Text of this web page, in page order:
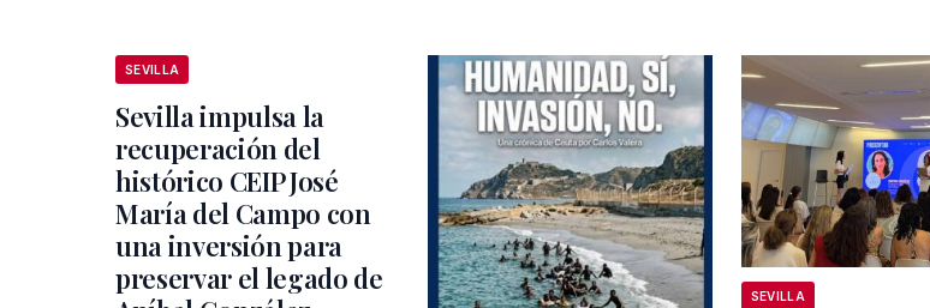
SEVILLA
Sevilla impulsa la
recuperación del
histórico CEIP José
María del Campo con
una inversión para
preservar el legado de
SEVILLA